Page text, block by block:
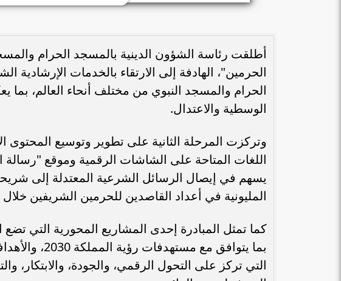
أطلقت رئاسة الشؤون الدينية بالمسجد الحرام
الحرمين"، الهادفة إلى الارتقاء بالخدمات
الحرام والمسجد النبوي من مختلف أنحاء العالم،
الوسطية والاعتدال.
وتركزت المرحلة الثانية على تطوير وتوسيع المحتوى
يسهم في إيصال الرسائل الشرعية المعتدلة إلى
المليونية في أعداد القاصدين للحرمين الشريفين
كما تمثل المبادرة إحدى المشاريع المحورية التي
بما يتوافق مع
التي تركز على التحول الرقمي، والجودة، والابتكار،